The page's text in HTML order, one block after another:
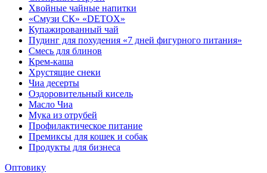
Хвойные чайные напитки
«Смузи СК» «DETOX»
Купажированный чай
Пудинг для похудения «7 дней фигурного питания»
Смесь для блинов
Крем-каша
Хрустящие снеки
Чиа десерты
Оздоровительный кисель
Масло Чиа
Мука из отрубей
Профилактическое питание
Премиксы для кошек и собак
Продукты для бизнеса
Оптовику